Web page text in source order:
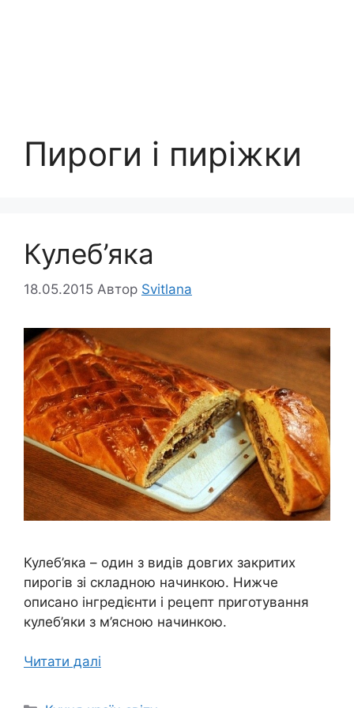
Пироги і пиріжки
Кулеб’яка
18.05.2015 Автор Svitlana
Кулеб’яка – один з видів довгих закритих
пирогів зі складною начинкою. Нижче
описано інгредієнти і рецепт приготування
кулеб’яки з м’ясною начинкою.
Читати далі